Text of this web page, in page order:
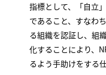
指標として、「自立
であること、すなわ
る組織を認証し、組
化することにより、
るよう手助けをする